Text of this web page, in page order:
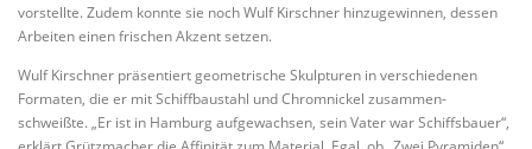
vorstellte. Zudem konnte sie noch Wulf Kirschner hinzugewinnen, dessen
Arbeiten einen frischen Akzent setzen.
Wulf Kirschner präsentiert geometrische Skulpturen in verschiedenen
Formaten, die er mit Schiffbaustahl und Chromnickel zusammen-
schweißte. „Er ist in Hamburg aufgewachsen, sein Vater war Schiffsbauer“,